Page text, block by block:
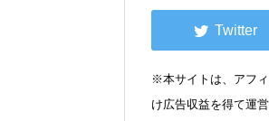
※本サイトは、アフ
け広告収益を得て運